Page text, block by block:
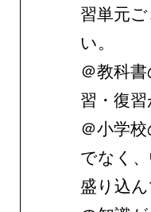
習単元
い。
＠教科
習・復習
＠小学
でなく
盛り込